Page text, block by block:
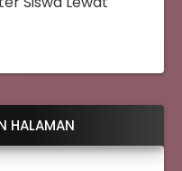
HALAMAN